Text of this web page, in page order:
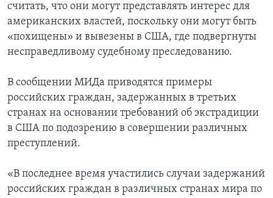
считать, что они могут представлять интерес для
американских властей, поскольку они могут быть
«похищены» и вывезены в США, где подвергнуты
несправедливому судебному преследованию.
В сообщении МИДа приводятся примеры
российских граждан, задержанных в третьих
странах на основании требований об экстрадиции
в США по подозрению в совершении различных
преступлений.
«В последнее время участились случаи задержаний
российских граждан в различных странах мира по